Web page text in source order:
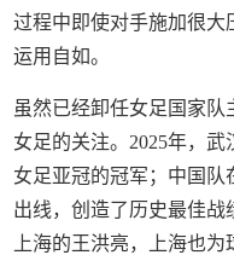
过程中即使对手施加很大
运用自如。
虽然已经卸任女足国家队
女足的关注。2025年，
女足亚冠的冠军；中国队
出线，创造了历史最佳战
上海的王洪亮，上海也